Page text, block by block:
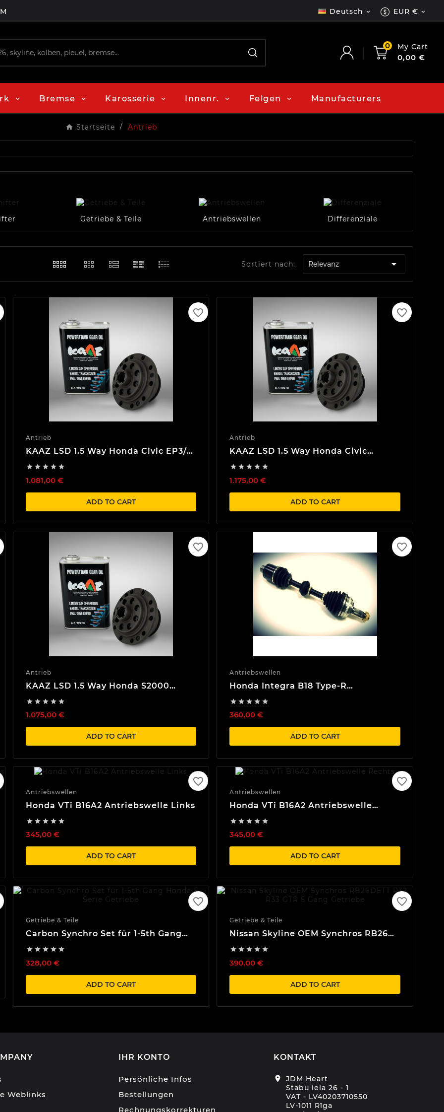
Deutsch  EUR € 
0 My Cart
0,00 €
Bremse Karosserie Innenr. Felgen Manufacturers
Startseite Antrieb
Getriebe & Teile Antriebswellen Differenziale
Sortiert nach: Relevanz 
Antrieb
KAAZ LSD 1.5 Way Honda Civic EP3/
    
1.081,00 €
ADD TO CART
favorite_border
Antrieb
KAAZ LSD 1.5 Way Honda Civic
    
1.175,00 €
ADD TO CART
favorite_border
Antrieb
KAAZ LSD 1.5 Way Honda S2000
    
1.075,00 €
ADD TO CART
favorite_border
Antriebswellen
Honda Integra B18 Type-R
    
360,00 €
ADD TO CART
favorite_border
Antriebswellen
Honda VTi B16A2 Antriebswelle Links
    
345,00 €
ADD TO CART
favorite_border
Antriebswellen
Honda VTi B16A2 Antriebswelle
    
345,00 €
ADD TO CART
favorite_border
Getriebe & Teile
Carbon Synchro Set für 1-5th Gang
    
328,00 €
ADD TO CART
favorite_border
Getriebe & Teile
Nissan Skyline OEM Synchros RB26
    
390,00 €
ADD TO CART
favorite_border
Weblinks
IHR KONTO
Persönliche Infos
Bestellungen
Rechnungskorrekturen
KONTAKT
location_on
JDM Heart
Stabu iela 26 - 1
VAT - LV40203710550
LV-1011 Rīga